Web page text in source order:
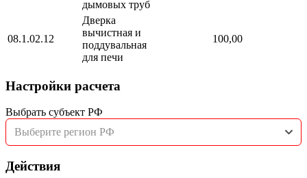
дымовых труб
08.1.02.12
Дверка
вычистная и
поддувальная
для печи
100,00
Настройки расчета
Выбрать субъект РФ
Выберите регион РФ
Действия